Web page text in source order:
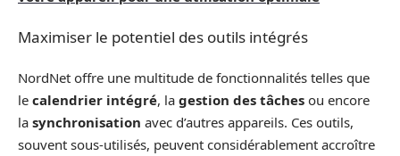
Maximiser le potentiel des outils intégrés
NordNet offre une multitude de fonctionnalités telles que
le calendrier intégré, la gestion des tâches ou encore
la synchronisation avec d’autres appareils. Ces outils,
souvent sous-utilisés, peuvent considérablement accroître